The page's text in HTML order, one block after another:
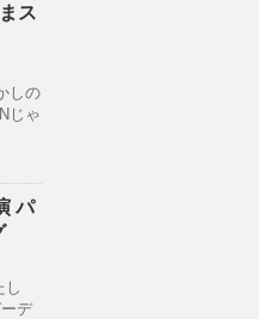
ス
しの
じゃ
パ
し
デ